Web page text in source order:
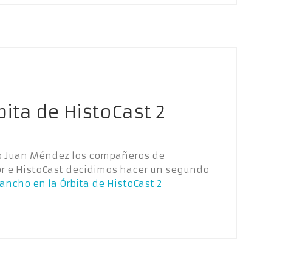
de HistoCast 2
Méndez los compañeros de
e HistoCast decidimos hacer un segundo
en la Órbita de HistoCast 2